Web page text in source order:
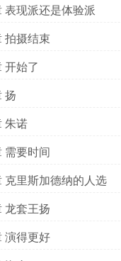
表现派还是体验派
拍摄结束
开始了
扬
朱诺
需要时间
克里斯加德纳的人选
龙套王扬
演得更好